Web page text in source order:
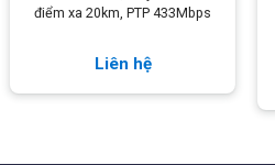
lượng thiết bị kết nối, đặt
Khả năng tùy biến linh hoạt
truyền dẫn cho nhiều điểm
một mạng lưới kết nối thống
điểm xa 20km, PTP 433Mbps
Liên hệ